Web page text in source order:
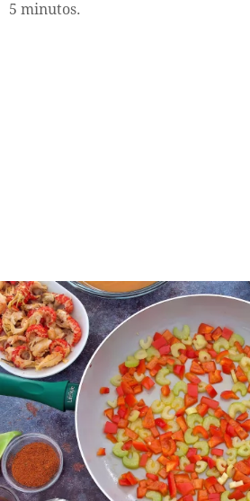
5 minutos.